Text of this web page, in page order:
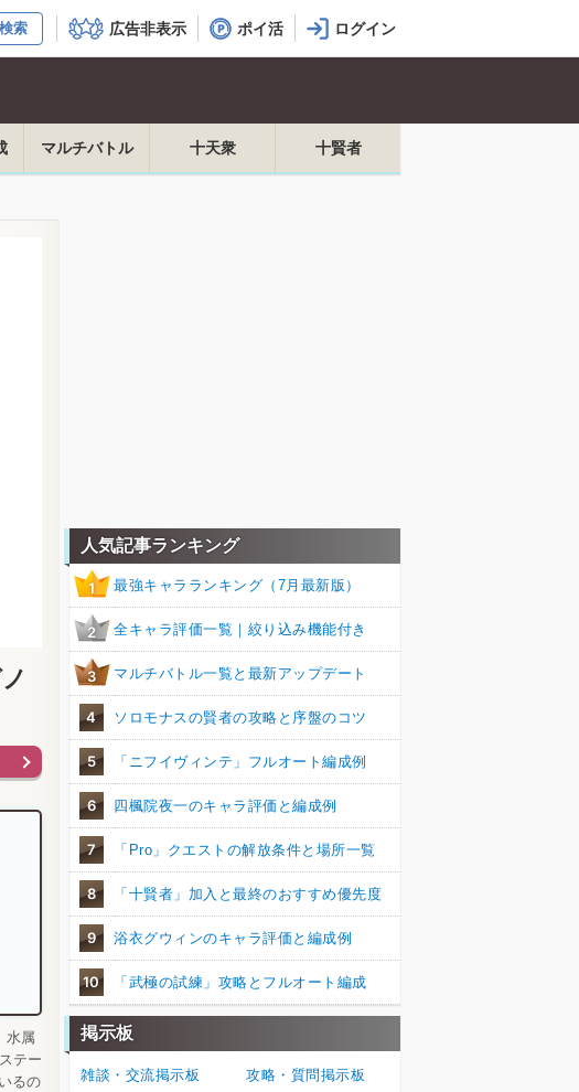
広告非表示 ポイ活
マルチバトル 十天衆 十賢者
水属
テー
るの
人気記事ランキング
1 最強キャラランキング（7月最新版）
2 全キャラ評価一覧｜絞り込み機能付き
3 マルチバトル一覧と最新アップデート
4 ソロモナスの賢者の攻略と序盤のコツ
5 「ニフイヴィンテ」フルオート編成例
6 四楓院夜一のキャラ評価と編成例
7 「Pro」クエストの解放条件と場所一覧
8 「十賢者」加入と最終のおすすめ優先度
9 浴衣グウィンのキャラ評価と編成例
10 「武極の試練」攻略とフルオート編成
掲示板
雑談・交流掲示板 攻略・質問掲示板